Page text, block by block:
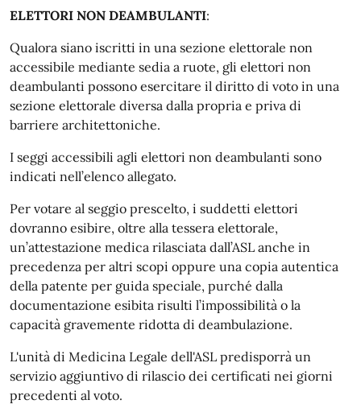
ELETTORI NON DEAMBULANTI:
Qualora siano iscritti in una sezione elettorale non
accessibile mediante sedia a ruote, gli elettori non
deambulanti possono esercitare il diritto di voto in una
sezione elettorale diversa dalla propria e priva di
barriere architettoniche.
I seggi accessibili agli elettori non deambulanti sono
indicati nell’elenco allegato.
Per votare al seggio prescelto, i suddetti elettori
dovranno esibire, oltre alla tessera elettorale,
un’attestazione medica rilasciata dall’ASL anche in
precedenza per altri scopi oppure una copia autentica
della patente per guida speciale, purché dalla
documentazione esibita risulti l’impossibilità o la
capacità gravemente ridotta di deambulazione.
L'unità di Medicina Legale dell'ASL predisporrà un
servizio aggiuntivo di rilascio dei certificati nei giorni
precedenti al voto.